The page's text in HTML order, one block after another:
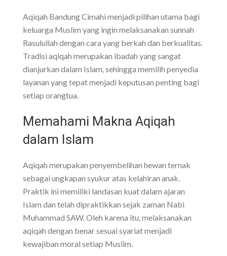
Aqiqah Bandung Cimahi menjadi pilihan utama bagi
keluarga Muslim yang ingin melaksanakan sunnah
Rasulullah dengan cara yang berkah dan berkualitas.
Tradisi aqiqah merupakan ibadah yang sangat
dianjurkan dalam Islam, sehingga memilih penyedia
layanan yang tepat menjadi keputusan penting bagi
setiap orangtua.
Memahami Makna Aqiqah
dalam Islam
Aqiqah merupakan penyembelihan hewan ternak
sebagai ungkapan syukur atas kelahiran anak.
Praktik ini memiliki landasan kuat dalam ajaran
Islam dan telah dipraktikkan sejak zaman Nabi
Muhammad SAW. Oleh karena itu, melaksanakan
aqiqah dengan benar sesuai syariat menjadi
kewajiban moral setiap Muslim.